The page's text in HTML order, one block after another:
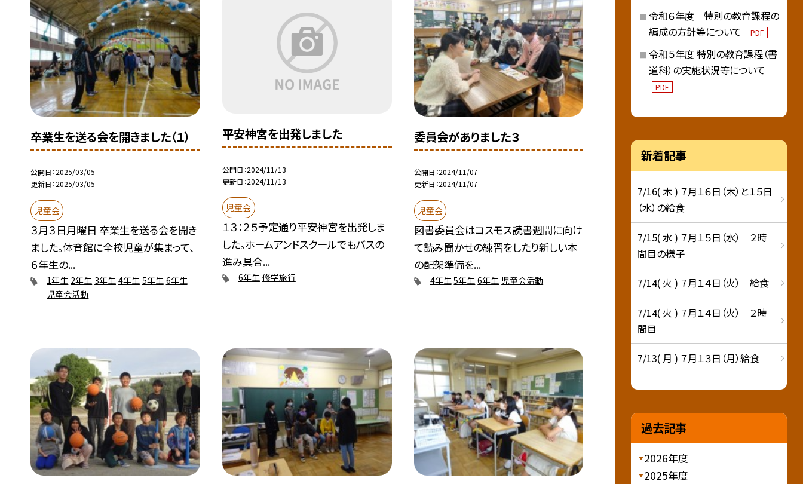
卒業生を送る会を開きました（１）
公開日 2025/03/05
更新日 2025/03/05
児童会
３月３日月曜日 卒業生を送る会を開き
ました。体育館に全校児童が集まって、
６年生の...
1年生 2年生 3年生 4年生 5年生 6年生
児童会活動
平安神宮を出発しました
公開日 2024/11/13
更新日 2024/11/13
児童会
１３：２５予定通り平安神宮を出発しま
した。ホームアンドスクールでもバスの
進み具合...
6年生 修学旅行
委員会がありました３
公開日 2024/11/07
更新日 2024/11/07
児童会
図書委員会はコスモス読書週間に向け
て読み聞かせの練習をしたり新しい本
の配架準備を...
4年生5年生 6年生 児童会活動
令和６年度 特別の教育課程の
編成の方針等について
PDF
令和５年度 特別の教育課程（書
道科）の実施状況等について
PDF
新着記事
7/16( 木 ) ７月１６日（木）と１５日
（水）の給食
7/15( 水 ) ７月１５日（水） ２時
間目の様子
7/14( 火 ) ７月１４日（火） 給食
7/14( 火 ) ７月１４日（火） ２時
間目
7/13( 月 ) ７月１３日（月）給食
過去記事
2026年度
2025年度